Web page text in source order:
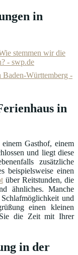
in
stemmen wir die
- swp.de
Baden-Württemberg -
in
Gasthof, einem
und liegt diese
zusätzliche
beispielsweise einen
über Reitstunden, die
ähnliches. Manche
und
einen kleinen
die Zeit mit Ihrer
in der